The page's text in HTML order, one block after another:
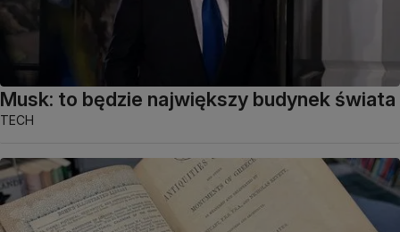
Musk: to będzie największy budynek świata
TECH